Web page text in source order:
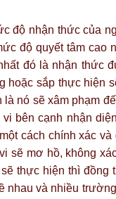
độ nhận thức của
độ quyết tâm
đó là nhận thức
hoặc sắp thực hiện
nó sẽ xâm phạm
bên cạnh nhận
cách chính xác
sẽ mơ hồ, không
thực hiện thì
nhau và nhiều